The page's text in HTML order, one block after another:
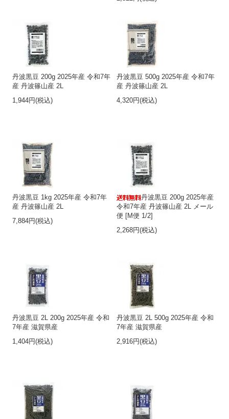
丹波黒豆 200g 2025年産 令和7年
産 丹波篠山産 2L
1,944円(税込)
丹波黒豆 500g 2025年産 令和7年
産 丹波篠山産 2L
4,320円(税込)
丹波黒豆 1kg 2025年産 令和7年
産 丹波篠山産 2L
7,884円(税込)
丹波黒豆 200g 2025年産
令和7年産 丹波篠山産 2L メール
便 [M便 1/2]
2,268円(税込)
丹波黒豆 2L 200g 2025年産 令和
7年産 滋賀県産
1,404円(税込)
丹波黒豆 2L 500g 2025年産 令和
7年産 滋賀県産
2,916円(税込)